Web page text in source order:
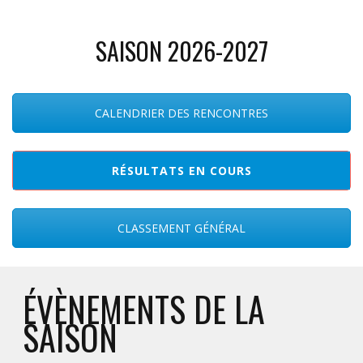
SAISON 2026-2027
CALENDRIER DES RENCONTRES
RÉSULTATS EN COURS
CLASSEMENT GÉNÉRAL
ÉVÈNEMENTS DE LA
SAISON